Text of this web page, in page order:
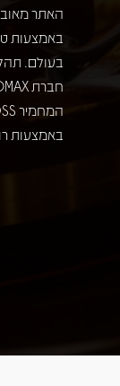
האתר
בעולם.
באמצעות